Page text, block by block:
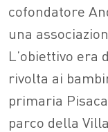
cofondatore
una
L’obiettivo era
rivolta ai
primaria
parco della